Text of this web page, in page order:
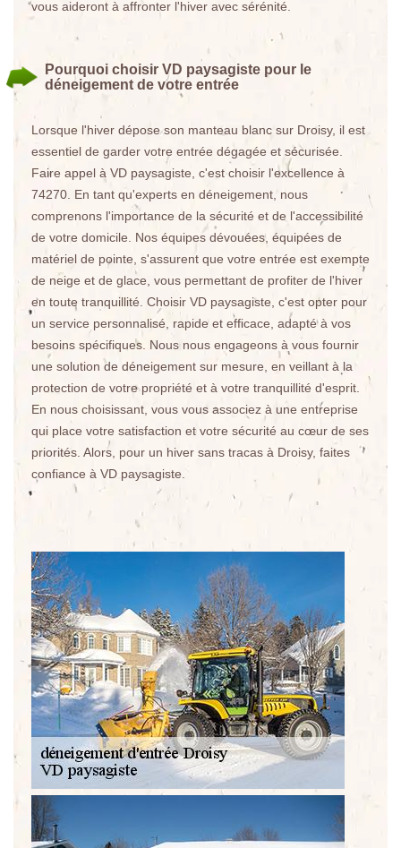
vous aideront à affronter l'hiver avec sérénité.
Pourquoi choisir VD paysagiste pour le
déneigement de votre entrée
Lorsque l'hiver dépose son manteau blanc sur Droisy, il est
essentiel de garder votre entrée dégagée et sécurisée.
Faire appel à VD paysagiste, c'est choisir l'excellence à
74270. En tant qu'experts en déneigement, nous
comprenons l'importance de la sécurité et de l'accessibilité
de votre domicile. Nos équipes dévouées, équipées de
matériel de pointe, s'assurent que votre entrée est exempte
de neige et de glace, vous permettant de profiter de l'hiver
en toute tranquillité. Choisir VD paysagiste, c'est opter pour
un service personnalisé, rapide et efficace, adapté à vos
besoins spécifiques. Nous nous engageons à vous fournir
une solution de déneigement sur mesure, en veillant à la
protection de votre propriété et à votre tranquillité d'esprit.
En nous choisissant, vous vous associez à une entreprise
qui place votre satisfaction et votre sécurité au cœur de ses
priorités. Alors, pour un hiver sans tracas à Droisy, faites
confiance à VD paysagiste.